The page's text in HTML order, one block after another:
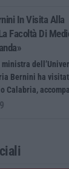
In Visita Alla
Facoltà Di
ministra
Bernini ha
Calabria,